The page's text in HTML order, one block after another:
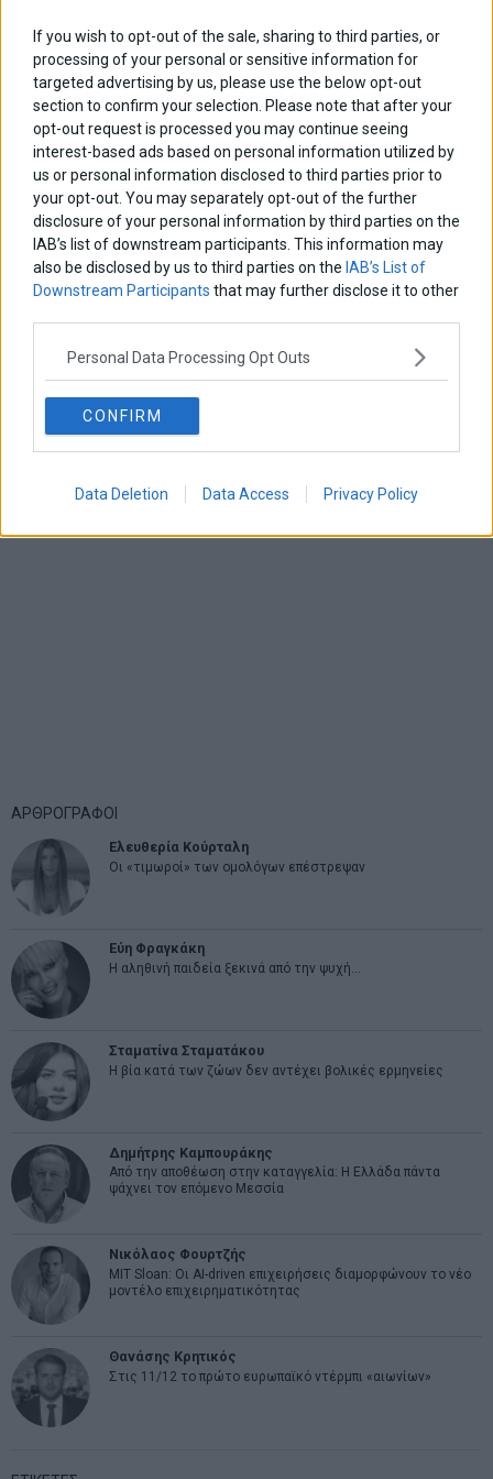
If you wish to opt-out of the sale, sharing to third parties, or
processing of your personal or sensitive information for
targeted advertising by us, please use the below opt-out
section to confirm your selection. Please note that after your
opt-out request is processed you may continue seeing
interest-based ads based on personal information utilized by
us or personal information disclosed to third parties prior to
your opt-out. You may separately opt-out of the further
disclosure of your personal information by third parties on the
IAB’s list of downstream participants. This information may
also be disclosed by us to third parties on the IAB’s List of
Downstream Participants that may further disclose it to other
Personal Data Processing Opt Outs
CONFIRM
Data Deletion Data Access Privacy Policy
ΑΡΘΡΟΓΡΑΦΟΙ
Ελευθερία Κούρταλη
Οι «τιμωροί» των ομολόγων επέστρεψαν
Εύη Φραγκάκη
Η αληθινή παιδεία ξεκινά από την ψυχή…
Σταματίνα Σταματάκου
Η βία κατά των ζώων δεν αντέχει βολικές ερμηνείες
Δημήτρης Καμπουράκης
Από την αποθέωση στην καταγγελία: Η Ελλάδα πάντα
ψάχνει τον επόμενο Μεσσία
Νικόλαος Φουρτζής
MIT Sloan: Οι AI-driven επιχειρήσεις διαμορφώνουν το νέο
μοντέλο επιχειρηματικότητας
Θανάσης Κρητικός
Στις 11/12 το πρώτο ευρωπαϊκό ντέρμπι «αιωνίων»